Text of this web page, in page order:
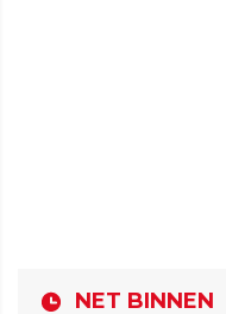
NET BINNEN